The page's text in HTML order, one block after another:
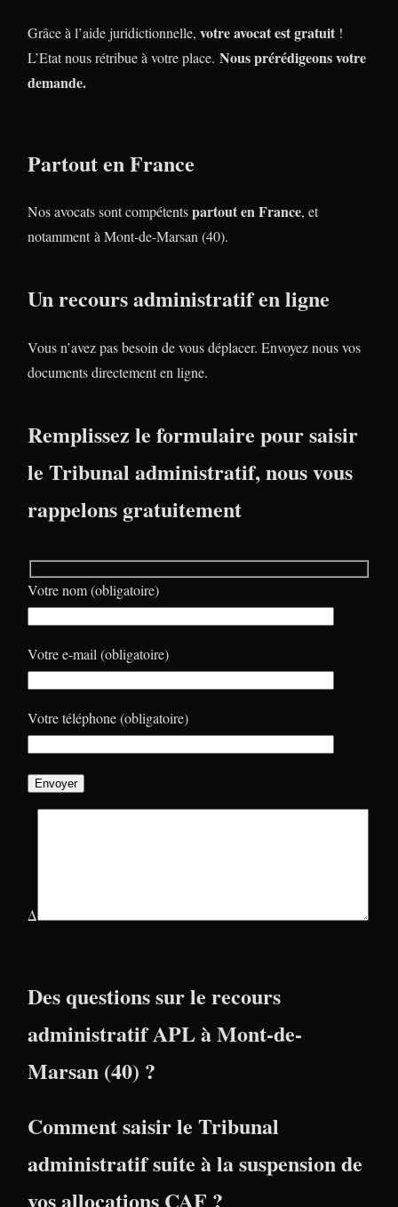
Grâce à l’aide juridictionnelle, votre avocat est gratuit !
L’Etat nous rétribue à votre place. Nous prérédigeons votre
demande.
Partout en France
Nos avocats sont compétentspartout en France, et
notamment à Mont-de-Marsan (40).
Un recours administratif en ligne
Vous n’avez pas besoin de vous déplacer. Envoyez nous vos
documents directement en ligne.
Remplissez le formulaire pour saisir
le Tribunal administratif, nous vous
rappelons gratuitement
Votre nom (obligatoire)
Votre e-mail (obligatoire)
Votre téléphone (obligatoire)
Δ
Des questions sur le recours
administratif APL à Mont-de-
Marsan (40) ?
Comment saisir le Tribunal
administratif suite à la suspension de
vos allocations CAF ?